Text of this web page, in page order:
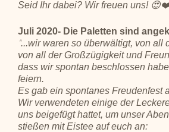
Seid Ihr dabei? Wir freuen uns!
Juli 2020- Die Paletten sind
"...wir waren so überwältigt, von all
von all der Großzügigkeit und
dass wir spontan beschlossen
feiern.
Es gab ein spontanes Freudenfest
Wir verwendeten einige der
uns beigefügt hattet, um unser
stießen mit Eistee auf euch an: